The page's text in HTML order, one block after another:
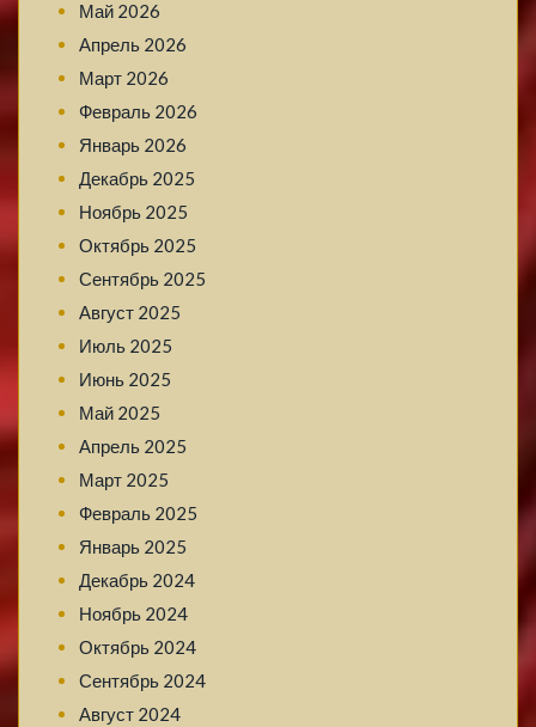
Май 2026
Апрель 2026
Март 2026
Февраль 2026
Январь 2026
Декабрь 2025
Ноябрь 2025
Октябрь 2025
Сентябрь 2025
Август 2025
Июль 2025
Июнь 2025
Май 2025
Апрель 2025
Март 2025
Февраль 2025
Январь 2025
Декабрь 2024
Ноябрь 2024
Октябрь 2024
Сентябрь 2024
Август 2024